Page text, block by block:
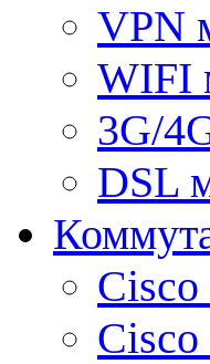
VPN
WIFI
3G/
DSL
Cisco
Cisco